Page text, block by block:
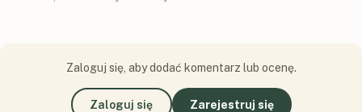
Zaloguj się, aby dodać komentarz lub ocenę.
Zaloguj się Zarejestruj się